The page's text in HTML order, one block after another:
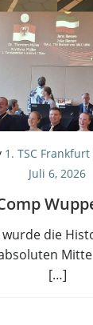
1. TSC Frankfurt
Juli 6, 2026
wur­de die
[…]